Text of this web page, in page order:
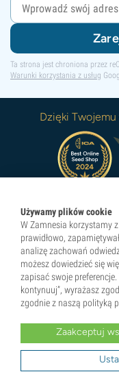
Ta strona jest chroniona przez
Warunki korzystania z usług
Dzięki
Kategorie
Odkryj
Używamy plików cookie
W Zamnesia korzystamy
prawidłowo,
analizę zachowań
możesz dowiedzieć się
zapisać swoje
kontynuuj”, wyrażasz
zgodnie z naszą polityką
Zaakceptuj